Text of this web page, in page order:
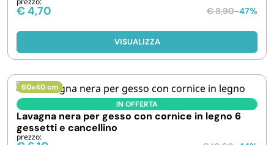
€4,70 €8,90-47%
VISUALIZZA
IN OFFERTA
60x40 cm
Lavagna nera per gesso con cornice in legno 6
gessetti e cancellino
prezzo: